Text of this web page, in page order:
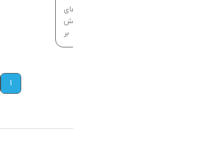
آزمایش HbA1C یکی از دقیق‌ترین روش‌های
بررسی میانگین قند خون است و نقش
مهمی در تشخیص و کنترل دیابت دارد. بر
خلاف آزمایش‌های لحظه‌ای، این تست
1